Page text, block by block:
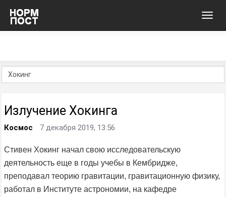
Излучение Хокинга
Космос 7 декабря 2019, 13:56
Стивен Хокинг начал свою исследовательскую
деятельность еще в годы учебы в Кембридже,
преподавал теорию гравитации, гравитационную физику,
работал в Институте астрономии, на кафедре